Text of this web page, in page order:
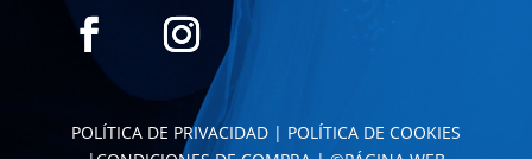
POLÍTICA DE PRIVACIDAD| POLÍTICA DE COOKIES